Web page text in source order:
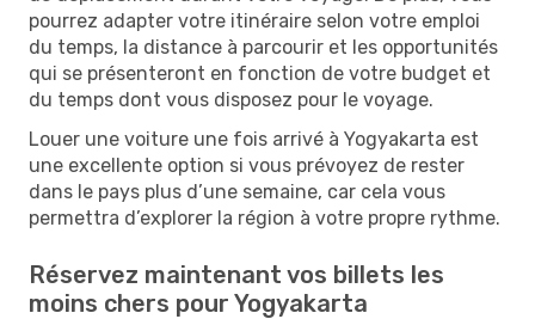
pourrez adapter votre itinéraire selon votre emploi
du temps, la distance à parcourir et les opportunités
qui se présenteront en fonction de votre budget et
du temps dont vous disposez pour le voyage.
Louer une voiture une fois arrivé à Yogyakarta est
une excellente option si vous prévoyez de rester
dans le pays plus d’une semaine, car cela vous
permettra d’explorer la région à votre propre rythme.
Réservez maintenant vos billets les
moins chers pour Yogyakarta